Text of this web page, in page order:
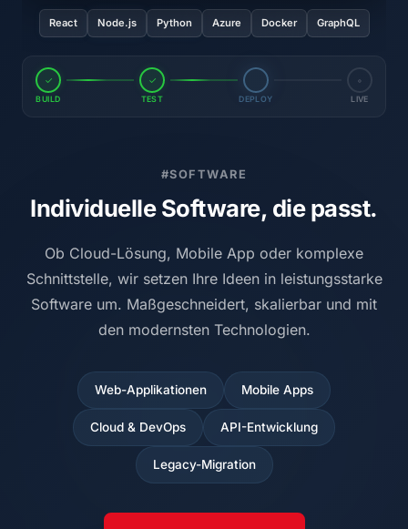
#SOFTWARE
Individuelle Software, die passt.
Ob Cloud-Lösung, Mobile App oder komplexe
Schnittstelle, wir setzen Ihre Ideen in leistungsstarke
Software um. Maßgeschneidert, skalierbar und mit
den modernsten Technologien.
Web-Applikationen Mobile Apps
Cloud & DevOps API-Entwicklung
Legacy-Migration
React Node.js Python Azure Docker GraphQL
✓
BUILD
✓
TEST DEPLOY
◦
LIVE